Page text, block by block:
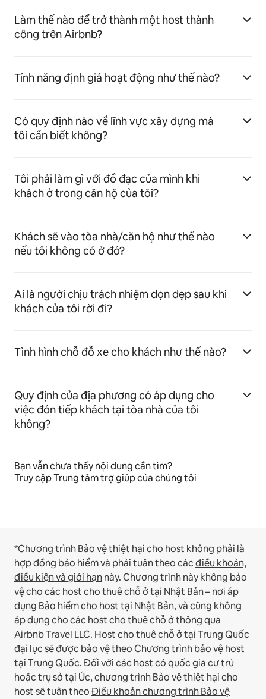
Làm thế nào để trở thành một host thành
công trên Airbnb?
Tính năng định giá hoạt động như thế nào?
Có quy định nào về lĩnh vực xây dựng mà
tôi cần biết không?
Tôi phải làm gì với đồ đạc của mình khi
khách ở trong căn hộ của tôi?
Khách sẽ vào tòa nhà/căn hộ như thế nào
nếu tôi không có ở đó?
Ai là người chịu trách nhiệm dọn dẹp sau khi
khách của tôi rời đi?
Tình hình chỗ đỗ xe cho khách như thế nào?
Quy định của địa phương có áp dụng cho
việc đón tiếp khách tại tòa nhà của tôi
không?
Bạn vẫn chưa thấy nội dung cần tìm?
Truy cập Trung tâm trợ giúp của chúng tôi
*Chương trình Bảo vệ thiệt hại cho host không phải là
hợp đồng bảo hiểm và phải tuân theo cácđiều khoản,
điều kiện và giới hạnnày.Chương trình này không bảo
vệ cho các host cho thuê chỗ ở tại Nhật Bản – nơi áp
dụng Bảo hiểm cho host tại Nhật Bản, và cũng không
áp dụng cho các host cho thuê chỗ ở thông qua
Airbnb Travel LLC. Host cho thuê chỗ ở tại Trung Quốc
đại lục sẽ được bảo vệ theoChương trình bảo vệ host
tại Trung Quốc.Đối với các host có quốc gia cư trú
hoặc trụ sở tại Úc, chương trình Bảo vệ thiệt hại cho
host sẽ tuân theoĐiều khoản chương trình Bảo vệ